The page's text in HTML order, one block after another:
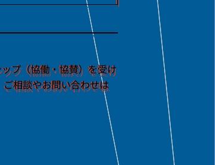
プ（協働・協賛）を受け
相談やお問い合わせは